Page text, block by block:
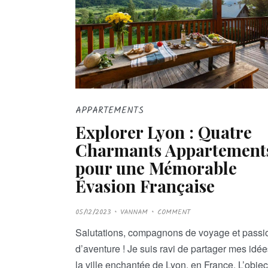
APPARTEMENTS
Explorer Lyon : Quatre
Charmants
pour une Mémorable
Évasion Française
P
O
T
E
D
O
N
05/12/2023 VANNAM COMMENT
Salutations, compagnons de voyage et
d’aventure ! Je suis ravi de partager mes
la ville enchantée de Lyon, en France.